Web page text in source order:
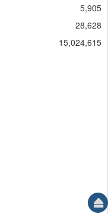
5,905
28,628
15,024,615